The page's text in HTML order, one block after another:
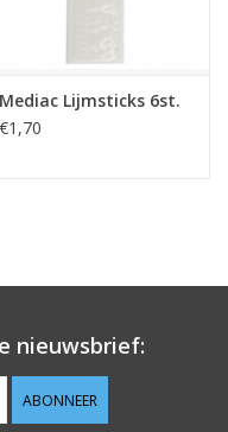
Mediac Lijmsticks 6st.
€1,70
nieuwsbrief:
ABONNEER